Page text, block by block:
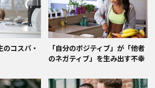
のコスパ・
「自分のポジティブ」が「他者
のネガティブ」を生み出す不幸